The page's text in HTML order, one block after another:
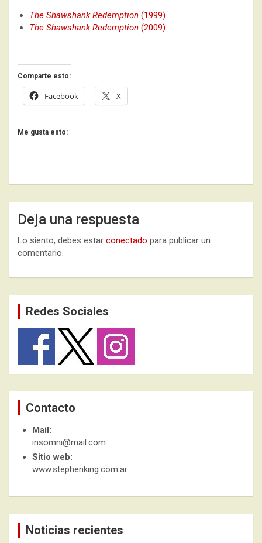
The Shawshank Redemption (1999)
The Shawshank Redemption (2009)
Comparte esto:
Facebook X
Me gusta esto:
Deja una respuesta
Lo siento, debes estar conectado para publicar un
comentario.
Redes Sociales
Contacto
Mail:
insomni@mail.com
Sitio web:
www.stephenking.com.ar
Noticias recientes